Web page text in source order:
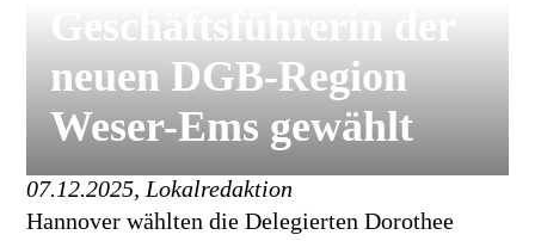
Geschäftsführerin der
neuen DGB-Region
Weser-Ems gewählt
07.12.2025, Lokalredaktion
Hannover wählten die Delegierten Dorothee